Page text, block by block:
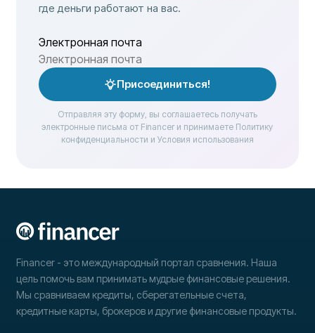
где деньги работают на вас.
Электронная почта
Присоединиться!
Отправляя эту форму, вы соглашаетесь получать
электронные письма от Financer и принимаете Политику
конфиденциальности и Условия использования
Financer - это международный портал сравнения. Наша
цель помочь вам принимать мудрые финансовые решения.
Мы сравниваем кредиты, сберегательные счета,
кредитные карты, брокеров и другие финансовые продукты.